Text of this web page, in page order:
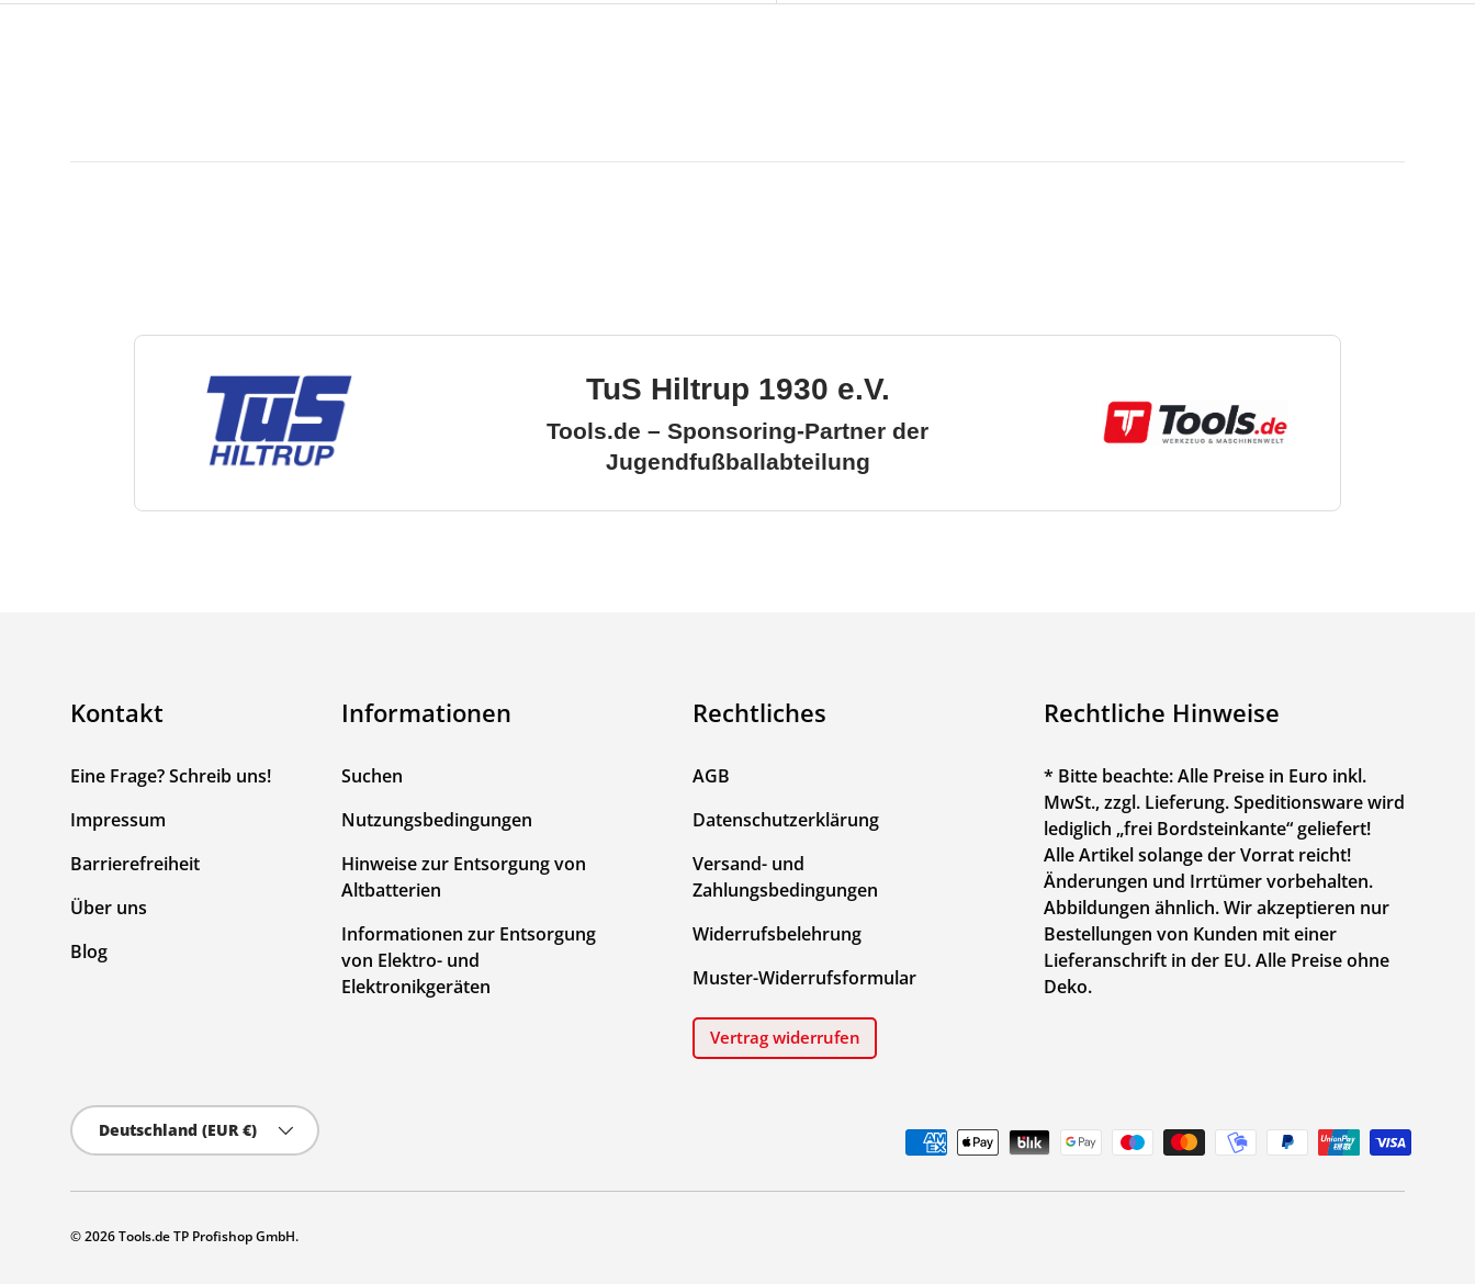
TuS Hiltrup 1930 e.V.
Tools.de – Sponsoring-Partner der
Jugendfußballabteilung
Kontakt
Eine Frage? Schreib uns!
Impressum
Barrierefreiheit
Über uns
Blog
Informationen
Suchen
Nutzungsbedingungen
Hinweise zur Entsorgung von
Altbatterien
Informationen zur Entsorgung
von Elektro- und
Elektronikgeräten
Rechtliches
AGB
Datenschutzerklärung
Versand- und
Zahlungsbedingungen
Widerrufsbelehrung
Muster-Widerrufsformular
Vertrag widerrufen
Rechtliche Hinweise
* Bitte beachte: Alle Preise in Euro inkl.
MwSt., zzgl. Lieferung. Speditionsware wird
lediglich „frei Bordsteinkante“ geliefert!
Alle Artikel solange der Vorrat reicht!
Änderungen und Irrtümer vorbehalten.
Abbildungen ähnlich. Wir akzeptieren nur
Bestellungen von Kunden mit einer
Lieferanschrift in der EU. Alle Preise ohne
Deko.
Land/Region
Deutschland (EUR €)
© 2026Tools.de TP Profishop GmbH.